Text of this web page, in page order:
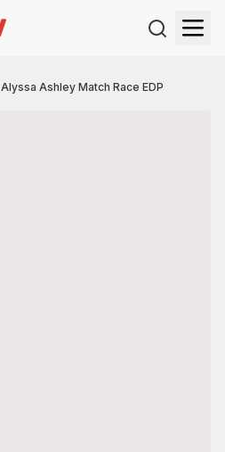
Alyssa Ashley Match Race EDP